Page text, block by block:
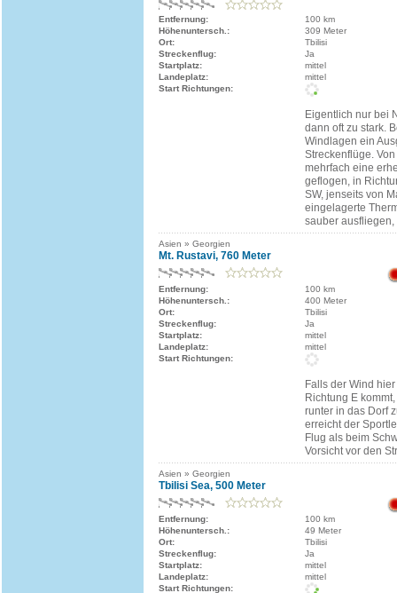
Entfernung:
100 km
Höhenuntersch.:
309 Meter
Ort:
Tbilisi
Streckenflug:
Ja
Startplatz:
mittel
Landeplatz:
mittel
Start Richtungen:
Eigentlich nur bei
dann oft zu stark.
Windlagen ein
Streckenflüge.
mehrfach eine
geflogen, in
SW, jenseits von
eingelagerte
sauber ausfliegen,
Asien » Georgien
Mt. Rustavi, 760 Meter
Entfernung:
100 km
Höhenuntersch.:
400 Meter
Ort:
Tbilisi
Streckenflug:
Ja
Startplatz:
mittel
Landeplatz:
mittel
Start Richtungen:
Falls der Wind
Richtung E
runter in das Dorf
erreicht der
Flug als beim
Vorsicht vor den
Asien » Georgien
Tbilisi Sea, 500 Meter
Entfernung:
100 km
Höhenuntersch.:
49 Meter
Ort:
Tbilisi
Streckenflug:
Ja
Startplatz:
mittel
Landeplatz:
mittel
Start Richtungen: